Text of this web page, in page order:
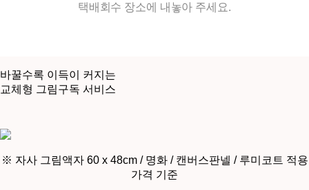
택배회수 장소에 내놓아 주세요.
바꿀수록 이득이 커지는
교체형 그림구독 서비스
※ 자사 그림액자 60 x 48cm / 명화 / 캔버스판넬 / 루미코트 적용
가격 기준